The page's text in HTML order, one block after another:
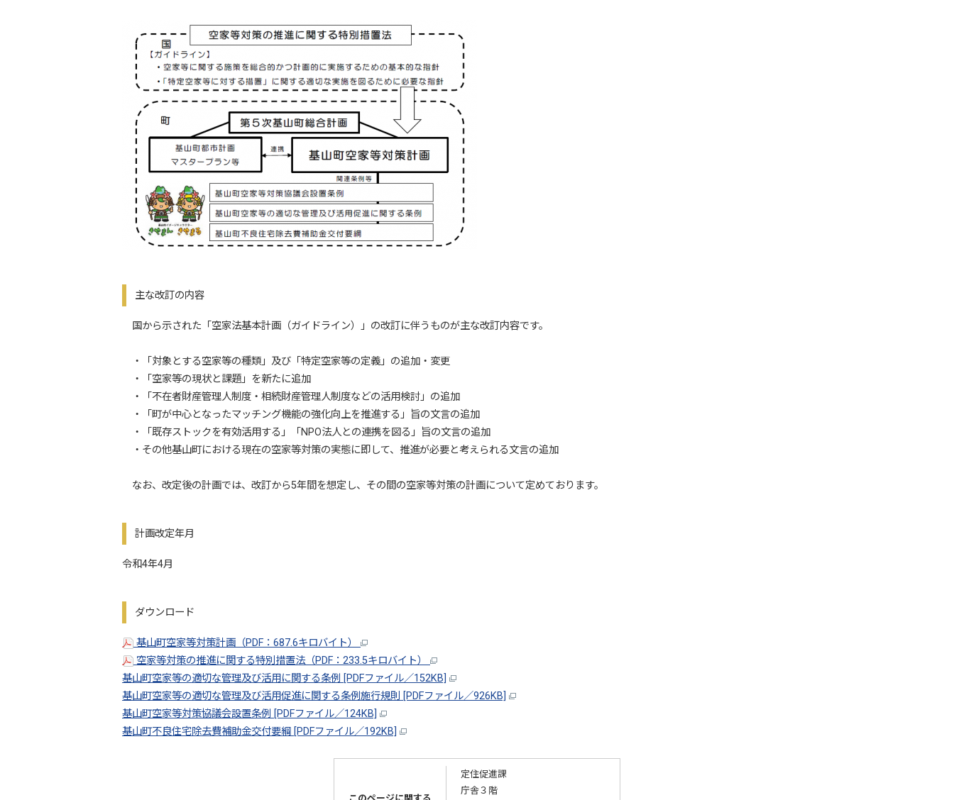
主な改訂の内容
国から示された「空家法基本計画（ガイドライン）」の改訂に伴うものが主な改訂内容です。
・「対象とする空家等の種類」及び「特定空家等の定義」の追加・変更
・「空家等の現状と課題」を新たに追加
・「不在者財産管理人制度・相続財産管理人制度などの活用検討」の追加
・「町が中心となったマッチング機能の強化向上を推進する」旨の文言の追加
・「既存ストックを有効活用する」「NPO法人との連携を図る」旨の文言の追加
・その他基山町における現在の空家等対策の実態に即して、推進が必要と考えられる文言の追加
なお、改定後の計画では、改訂から5年間を想定し、その間の空家等対策の計画について定めております。
計画改定年月
令和4年4月
ダウンロード
基山町空家等対策計画（PDF：687.6キロバイト）
空家等対策の推進に関する特別措置法（PDF：233.5キロバイト）
基山町空家等の適切な管理及び活用に関する条例 [PDFファイル／152KB]
基山町空家等の適切な管理及び活用促進に関する条例施行規則 [PDFファイル／926KB]
基山町空家等対策協議会設置条例 [PDFファイル／124KB]
基山町不良住宅除去費補助金交付要綱 [PDFファイル／192KB]
定住促進課
庁舎３階